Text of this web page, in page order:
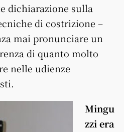
dichiarazione sulla
di costrizione –
mai pronunciare un
di quanto molto
nelle udienze
Mingu
zzi era